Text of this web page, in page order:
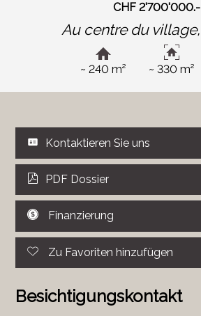
CHF 2'700'000.-
Au centre du village,
~ 240 m² ~ 330 m²
Kontaktieren Sie uns
PDF Dossier
Finanzierung
Zu Favoriten hinzufügen
Besichtigungskontakt